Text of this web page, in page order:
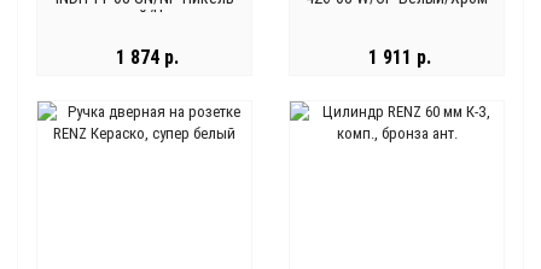
матовый/Никель
1 874 р. 1 911 р.